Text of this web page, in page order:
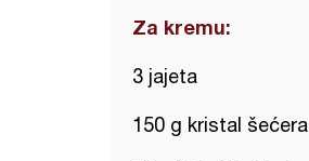
Za kremu:
3 jajeta
150 g kristal šećera